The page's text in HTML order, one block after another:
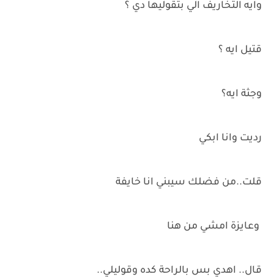
وايه التخاريف الي بتقوليها دي ؟
قتيل ايه ؟
وجثة ايه؟
رديت وانا ابكي
قلت..من فضلك سيبني انا خايفة
وعايزة امشي من هنا
قال.. اهدي بس بالراحة كده وقوليلي..